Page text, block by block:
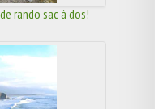
rando sac à dos!